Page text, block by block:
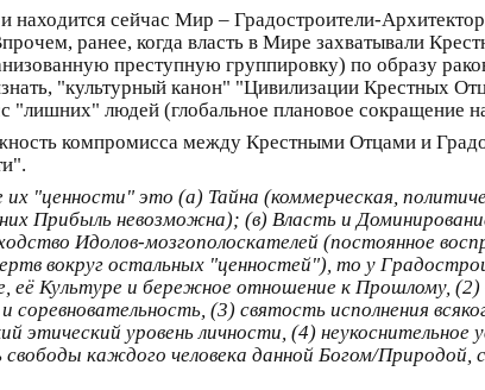
сейчас Мир – Градостроители-
ранее, когда власть в Мире захватывали
преступную группировку) по образу
"культурный канон" "Цивилизации Крестных
людей (глобальное плановое сокращение
компромисса между Крестными Отцами и
"ценности" это (а) Тайна (коммерческая,
Прибыль невозможна); (в) Власть и
Идолов-мозгополоскателей (постоянное
вокруг остальных "ценностей"), то у
её Культуре и бережное отношение к Прошлому,
(3) святость исполнения
этический уровень личности, (4)
каждого человека данной Богом/Природой,